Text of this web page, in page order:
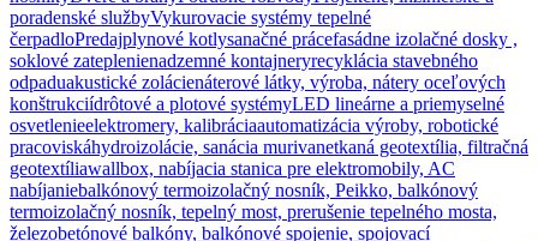
poradenské službyVykurovacie systémy tepelné
čerpadloPredajplynové kotlysanačné prácefasádne izolačné dosky ,
soklové zateplenienadzemné kontajneryrecyklácia stavebného
odpaduakustické zolácienáterové látky, výroba, nátery oceľových
konštrukciídrôtové a plotové systémyLED lineárne a priemyselné
osvetlenieelektromery, kalibráciaautomatizácia výroby, robotické
pracoviskáhydroizolácie, sanácia murivanetkaná geotextília, filtračná
geotextíliawallbox, nabíjacia stanica pre elektromobily, AC
nabíjaniebalkónový termoizolačný nosník, Peikko, balkónový
termoizolačný nosník, tepelný most, prerušenie tepelného mosta,
železobetónové balkóny, balkónové spojenie, spojovací